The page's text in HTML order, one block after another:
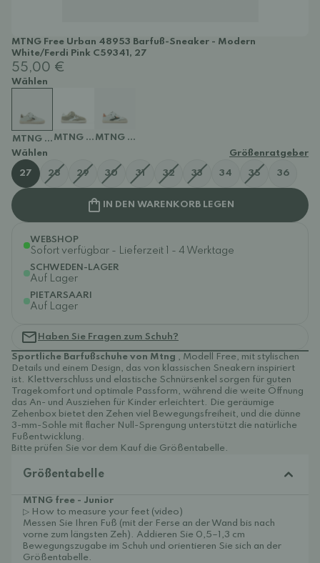
MTNG Free Urban 48953 Barfuß-Sneaker - Modern
White/Ferdi Pink C59341, 27
55,00 €
Wählen
MTNG Free Urban 48953 Barfuß-Sneaker - Modern White/Ferdi
MTNG Free Urban 48953 Barfuß-Sneaker - Amber Off
MTNG Free Urban 48953 Barfuß-Sneaker -
Wählen
Größenratgeber
27 28 29 30 31 32 33 34 35 36
IN DEN WARENKORB LEGEN
WEBSHOP
Sofort verfügbar - Lieferzeit 1 - 4 Werktage
SCHWEDEN-LAGER
Auf Lager
PIETARSAARI
Auf Lager
Haben Sie Fragen zum Schuh?
Sportliche Barfußschuhe von Mtng , Modell Free, mit stylischen
Details und einem Design, das von klassischen Sneakern inspiriert
ist. Klettverschluss und elastische Schnürsenkel sorgen für guten
Tragekomfort und optimale Passform, während die weite Öffnung
das An- und Ausziehen für Kinder erleichtert. Die geräumige
Zehenbox bietet den Zehen viel Bewegungsfreiheit, und die dünne
3-mm-Sohle mit flacher Null-Sprengung unterstützt die natürliche
Fußentwicklung.
Bitte prüfen Sie vor dem Kauf die Größentabelle.
Größentabelle
MTNG free - Junior
▷ How to measure your feet (video)
Messen Sie Ihren Fuß (mit der Ferse an der Wand bis nach
vorne zum längsten Zeh). Addieren Sie 0,5–1,3 cm
Bewegungszugabe im Schuh und orientieren Sie sich an der
Größentabelle.